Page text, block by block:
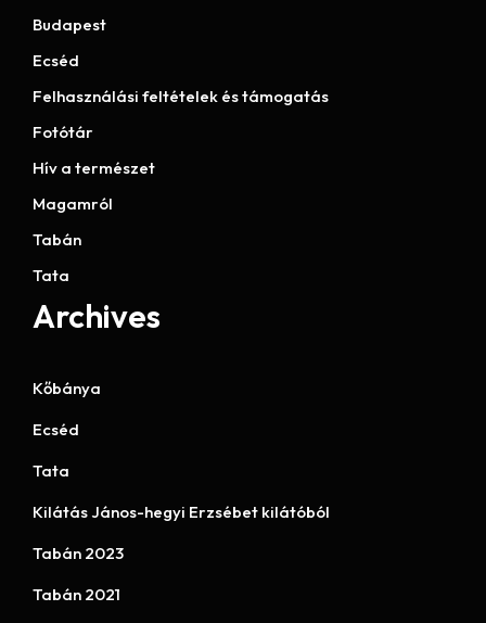
Budapest
Ecséd
Felhasználási feltételek és támogatás
Fotótár
Hív a természet
Magamról
Tabán
Tata
Archives
Kőbánya
Ecséd
Tata
Kilátás János-hegyi Erzsébet kilátóból
Tabán 2023
Tabán 2021